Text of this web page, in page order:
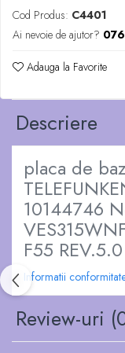
Cod Produs: C4401
Ai nevoie de ajutor?
Adauga la Favorite
Descriere
placa de
10144746
F55 REV.5.0
Informatii
Review-uri